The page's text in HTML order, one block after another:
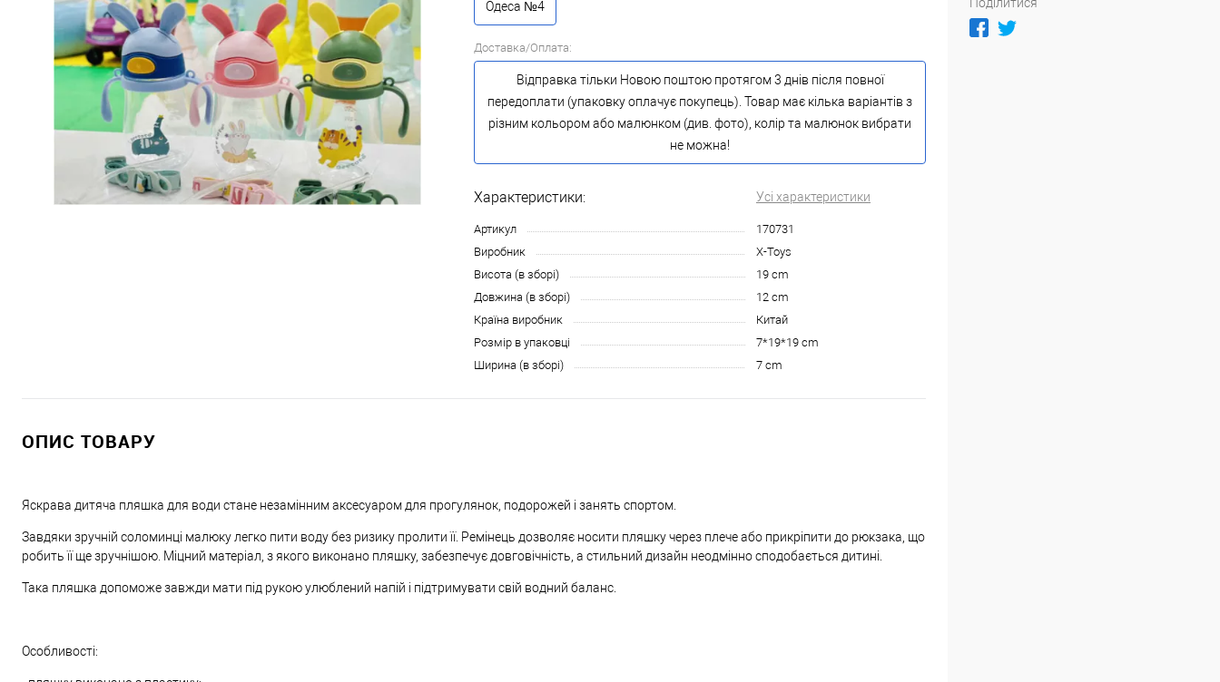
Одеса №4
Доставка/Оплата:
Відправка тільки Новою поштою протягом 3 днів після повної
передоплати (упаковку оплачує покупець). Товар має кілька варіантів з
різним кольором або малюнком (див. фото), колір та малюнок вибрати
не можна!
Характеристики: Усі характеристики
Артикул
170731
Виробник
X-Toys
Висота (в зборі)
19 cm
Довжина (в зборі)
12 cm
Країна виробник
Китай
Розмір в упаковці
7*19*19 cm
Ширина (в зборі)
7 cm
ОПИС ТОВАРУ
Яскрава дитяча пляшка для води стане незамінним аксесуаром для прогулянок, подорожей і занять спортом.
Завдяки зручній соломинці малюку легко пити воду без ризику пролити її. Ремінець дозволяє носити пляшку через плече або прикріпити до рюкзака, що
робить її ще зручнішою. Міцний матеріал, з якого виконано пляшку, забезпечує довговічність, а стильний дизайн неодмінно сподобається дитині.
Така пляшка допоможе завжди мати під рукою улюблений напій і підтримувати свій водний баланс.
Особливості: